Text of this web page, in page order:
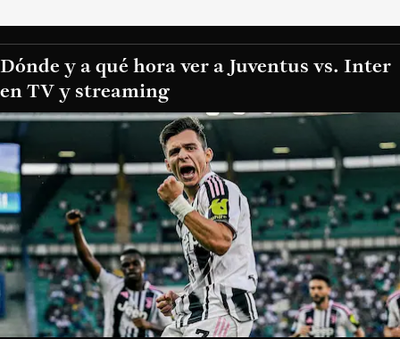
Dónde y a qué hora ver a Juventus vs. Inter
en TV y streaming